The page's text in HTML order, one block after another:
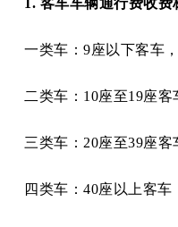
1. 客车车辆通行费收费
一类车：9座以下客车
二类车： 10座至19座客
三类车： 20座至39座客
四类车：40座以上客车